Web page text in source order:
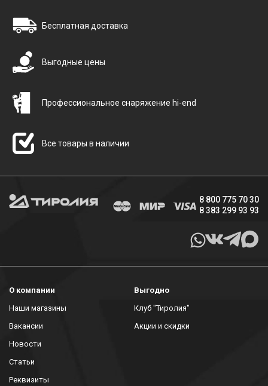
Бесплатная доставка
Выгодные цены
Профессиональное снаряжение hi-end
Все товары в наличии
8 800 775 70 30
8 383 299 93 93
О компании
Наши магазины
Вакансии
Новости
Статьи
Реквизиты
Выгодно
Клуб "Тиролия"
Акции и скидки